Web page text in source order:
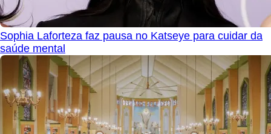
Sophia Laforteza faz pausa no Katseye para cuidar da
saúde mental